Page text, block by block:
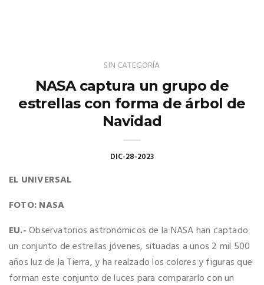
SIN CATEGORÍA
NASA captura un grupo de
estrellas con forma de árbol de
Navidad
DIC-28-2023
EL UNIVERSAL
FOTO: NASA
EU.-Observatorios astronómicos de la NASA han captado
un conjunto de estrellas jóvenes, situadas a unos 2 mil 500
años luz de la Tierra, y ha realzado los colores y figuras que
forman este conjunto de luces para compararlo con un